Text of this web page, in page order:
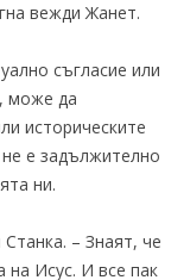
вежди Жанет.
съгласие или
може да
историческите
е задължително
ни.
– Знаят, че
на Исус. И все пак